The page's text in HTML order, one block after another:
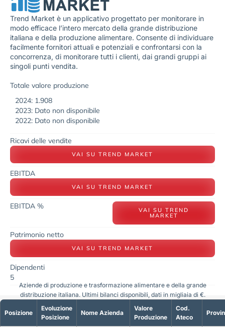
Trend Market è un applicativo progettato per monitorare in
modo efficace l’intero mercato della grande distribuzione
italiana e della produzione alimentare. Consente di individuare
facilmente fornitori attuali e potenziali e confrontarsi con la
concorrenza, di monitorare tutti i clienti, dai grandi gruppi ai
singoli punti vendita.
Totale valore produzione
2024: 1.908
2023: Dato non disponibile
2022: Dato non disponibile
Ricavi delle vendite
VAI SU TREND MARKET
EBITDA
VAI SU TREND MARKET
EBITDA % VAI SU TREND
MARKET
Patrimonio netto
VAI SU TREND MARKET
Dipendenti
5
Posizione
Evoluzione
Posizione
Nome Azienda
Valore
Produzione
Cod.
Ateco
Aziende di produzione e trasformazione alimentare e della grande
distribuzione italiana. Ultimi bilanci disponibili, dati in migliaia di €.